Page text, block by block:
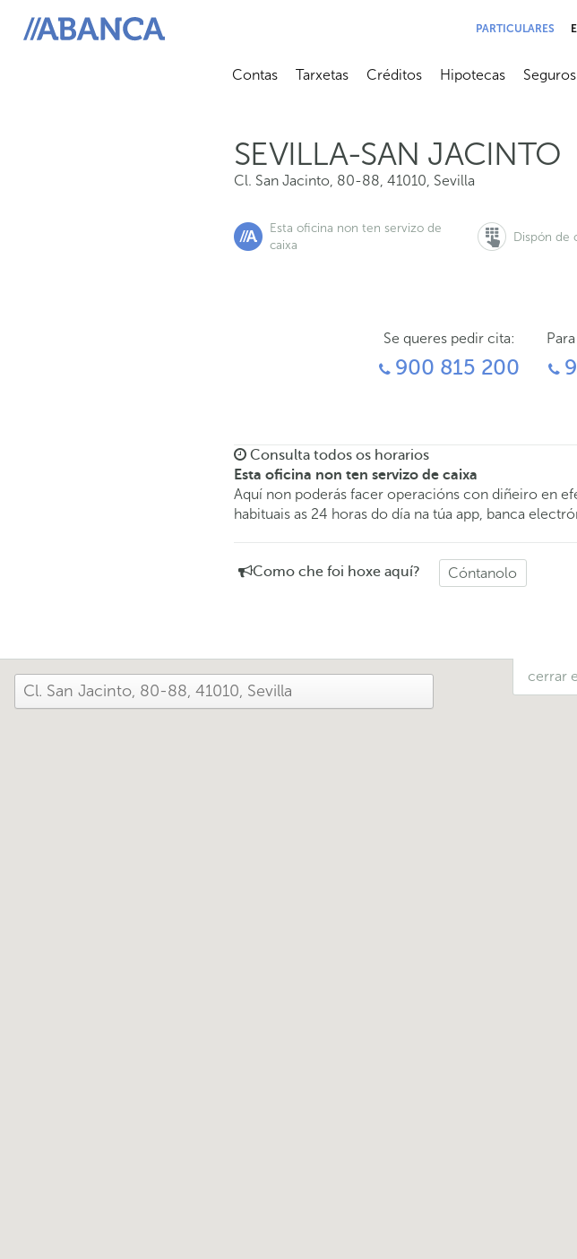
ABANCA
PARTICULARES
Contas
Abrir submenú
Tarxetas
Abrir submenú
Créditos
Abrir submenú
Hipotecas
Abrir
Seguros
SEVILLA-SAN JACINTO
Cl. San Jacinto, 80-88, 41010, Sevilla
Esta oficina non ten servizo de
caixa
Dispón de
Se queres pedir cita:
900 815 200
Consulta todos os horarios
Esta oficina non ten servizo de caixa
Aquí non poderás facer operacións con diñeiro en
habituais as 24 horas do día na túa app, banca
Como che foi hoxe aquí? Cóntanolo
cerrar